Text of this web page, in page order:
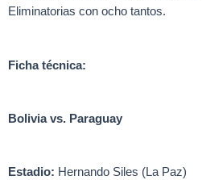
Eliminatorias con ocho tantos.
Ficha técnica:
Bolivia vs. Paraguay
Estadio: Hernando Siles (La Paz)